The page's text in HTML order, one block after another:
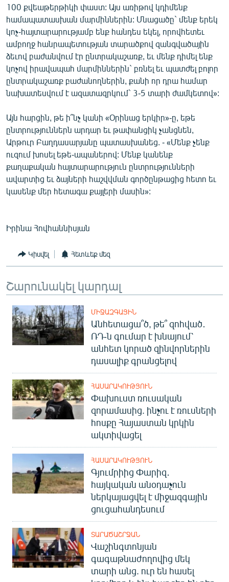
«Ազատության» բոլոր կայքերը
100 քվեաթերթիկի փաստ: Այս առիթով կդիմենք
համապատասխան մարմիններին: Մնացածը` մենք երեկ
կոչ-հայտարարությամբ ենք հանդես եկել, որովհետեւ
ամբողջ հանրապետության տարածքով զանգվածային
ձեւով բաժանվում էր ընտրակաշառք, եւ մենք դիմել ենք
կոչով իրավապահ մարմիններին` բռնել եւ պատժել բոլոր
ընտրակաշառք բաժանողներին, քանի որ դրա համար
նախատեսվում է ազատազրկում` 3-5 տարի ժամկետով»:
Այն հարցին, թե ի՞նչ կանի «Օրինաց երկիր»-ը, եթե
ընտրություններն արդար եւ թափանցիկ չանցնեն,
Արթուր Բաղդասարյանը պատասխանեց. - «Մենք չենք
ուզում խոսել եթե-ապաներով: Մենք կանենք
քաղաքական հայտարարություն ընտրությունների
ավարտից եւ ձայների հաշվվման գործընթացից հետո եւ
կասենք մեր հետագա քայլերի մասին»:
Իրինա Հովհաննիսյան
Կիսվել Հետևեք մեզ
Շարունակել կարդալ
ՄԻՋԱԶԳԱՅԻՆ
Անհետացա՞ծ, թե՞ զոհված․
ՌԴ-ն գումար է խնայում՝
անհետ կորած զինվորներին
դասալիք գրանցելով
ՀԱՍԱՐԱԿՈՒԹՅՈՒՆ
Փախուստ ռուսական
զորամասից. ինչու է ռուսների
հոսքը Հայաստան կրկին
ակտիվացել
ՀԱՍԱՐԱԿՈՒԹՅՈՒՆ
Գյումրիից Փարիզ․
հայկական անօդաչուն
ներկայացվել է միջազգային
ցուցահանդեսում
ՏԱՐԱԾԱՇՐՋԱՆ
Վաշինգտոնյան
գագաթնաժողովից մեկ
տարի անց. ուր են հասել